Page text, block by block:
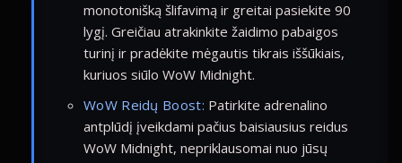
monotonišką šlifavimą ir greitai pasiekite 90
lygį. Greičiau atrakinkite žaidimo pabaigos
turinį ir pradėkite mėgautis tikrais iššūkiais,
kuriuos siūlo WoW Midnight.
WoW Reidų Boost: Patirkite adrenalino
antplūdį įveikdami pačius baisiausius reidus
WoW Midnight, nepriklausomai nuo jūsų